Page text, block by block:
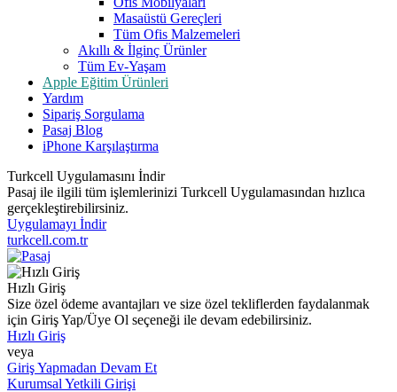
Masaüstü Gereçleri
Tüm Ofis Malzemeleri
Akıllı & İlginç Ürünler
Tüm Ev-Yaşam
Apple Eğitim Ürünleri
Yardım
Sipariş Sorgulama
Pasaj Blog
iPhone Karşılaştırma
Turkcell Uygulamasını İndir
Pasaj ile ilgili tüm işlemlerinizi Turkcell Uygulamasından hızlıca
gerçekleştirebilirsiniz.
Uygulamayı İndir
turkcell.com.tr
Hızlı Giriş
Size özel ödeme avantajları ve size özel tekliflerden faydalanmak
için Giriş Yap/Üye Ol seçeneği ile devam edebilirsiniz.
Hızlı Giriş
veya
Giriş Yapmadan Devam Et
Kurumsal Yetkili Girişi